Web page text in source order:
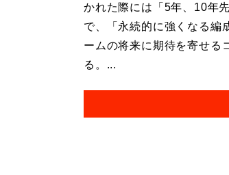
かれた際には「5年、10年
で、「永続的に強くなる編
ームの将来に期待を寄せる
る。...